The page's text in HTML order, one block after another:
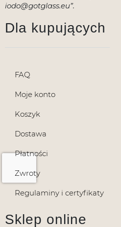
iodo@gotglass.eu”.
Dla kupujących
FAQ
Moje konto
Koszyk
Dostawa
Płatności
Zwroty
Regulaminy i certyfikaty
Sklep online